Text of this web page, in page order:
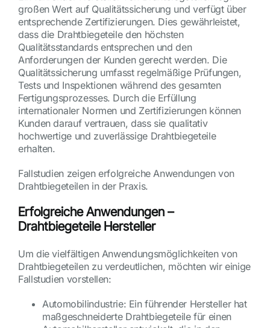
großen Wert auf Qualitätssicherung und verfügt über
entsprechende Zertifizierungen. Dies gewährleistet,
dass die Drahtbiegeteile den höchsten
Qualitätsstandards entsprechen und den
Anforderungen der Kunden gerecht werden. Die
Qualitätssicherung umfasst regelmäßige Prüfungen,
Tests und Inspektionen während des gesamten
Fertigungsprozesses. Durch die Erfüllung
internationaler Normen und Zertifizierungen können
Kunden darauf vertrauen, dass sie qualitativ
hochwertige und zuverlässige Drahtbiegeteile
erhalten.
Fallstudien zeigen erfolgreiche Anwendungen von
Drahtbiegeteilen in der Praxis.
Erfolgreiche Anwendungen –
Drahtbiegeteile Hersteller
Um die vielfältigen Anwendungsmöglichkeiten von
Drahtbiegeteilen zu verdeutlichen, möchten wir einige
Fallstudien vorstellen:
Automobilindustrie: Ein führender Hersteller hat
maßgeschneiderte Drahtbiegeteile für einen